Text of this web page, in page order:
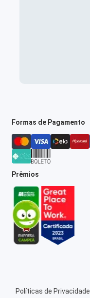
Formas de Pagamento
Prêmios
Políticas de Privacidade